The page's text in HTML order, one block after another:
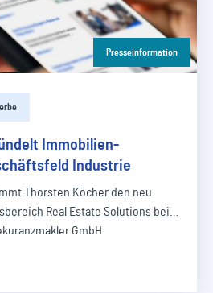
Presseinformation
Immobilien-
Industrie
Thorsten Köcher den neu
Real Estate Solutions bei
GmbH…